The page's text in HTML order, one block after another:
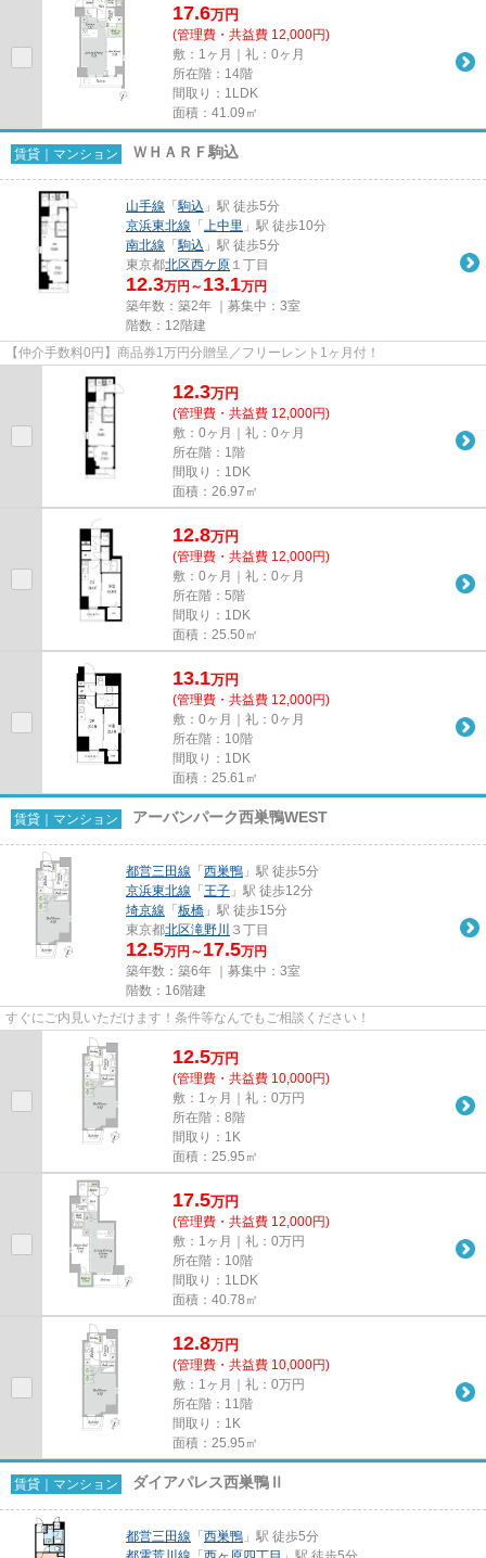
17.6万円
(管理費・共益費 12,000円)
敷：1ヶ月｜礼：0ヶ月
所在階：14階
間取り：1LDK
面積：41.09㎡
賃貸｜マンション ＷＨＡＲＦ駒込
山手線 「駒込 」駅 徒歩5分
京浜東北線 「 上中里 」駅 徒歩10分
南北線 「駒込 」駅 徒歩5分
東京都北区西ケ原 １丁目
12.3万円～ 13.1万円
築年数：築2年 ｜募集中： 3室
階数：12階建
【仲介手数料0円】商品券1万円分贈呈／フリーレント1ヶ月付！
12.3万円
(管理費・共益費 12,000円)
敷：0ヶ月｜礼：0ヶ月
所在階：1階
間取り：1DK
面積：26.97㎡
12.8万円
(管理費・共益費 12,000円)
敷：0ヶ月｜礼：0ヶ月
所在階：5階
間取り：1DK
面積：25.50㎡
13.1万円
(管理費・共益費 12,000円)
敷：0ヶ月｜礼：0ヶ月
所在階：10階
間取り：1DK
面積：25.61㎡
賃貸｜マンション アーバンパーク西巣鴨WEST
都営三田線 「 西巣鴨 」駅 徒歩5分
京浜東北線 「 王子 」駅 徒歩12分
埼京線 「 板橋 」駅 徒歩15分
東京都北区滝野川 ３丁目
12.5万円～ 17.5万円
築年数：築6年 ｜募集中： 3室
階数：16階建
すぐにご内見いただけます！条件等なんでもご相談ください！
12.5万円
(管理費・共益費 10,000円)
敷：1ヶ月｜礼：0万円
所在階：8階
間取り：1K
面積：25.95㎡
17.5万円
(管理費・共益費 12,000円)
敷：1ヶ月｜礼：0万円
所在階：10階
間取り：1LDK
面積：40.78㎡
12.8万円
(管理費・共益費 10,000円)
敷：1ヶ月｜礼：0万円
所在階：11階
間取り：1K
面積：25.95㎡
賃貸｜マンション ダイアパレス西巣鴨Ⅱ
都営三田線 「 西巣鴨 」駅 徒歩5分